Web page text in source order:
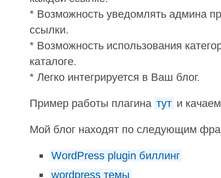
* Возможность уведомлять админа
ссылки.
* Возможность использования
каталоге.
* Легко интегрируется в Ваш блог.
Пример работы плагина тут и
Мой блог находят по следующим
WordPress plugin биллинг
wordpress темы